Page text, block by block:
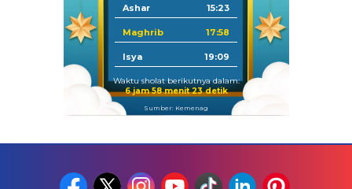
Ashar 15:23
Maghrib 17:58
Isya 19:09
Waktu sholat berikutnya dalam:
6 jam 58 menit 23 detik
Sumber: Kemenag